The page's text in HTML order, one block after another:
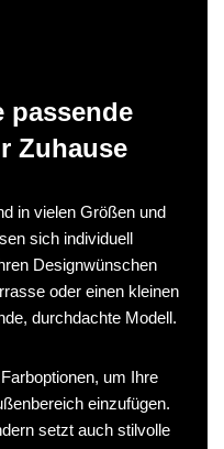
passende
Zuhause
in vielen Größen und
sich individuell
Designwünschen
oder einen kleinen
durchdachte Modell.
um Ihre
einzufügen.
setzt auch stilvolle